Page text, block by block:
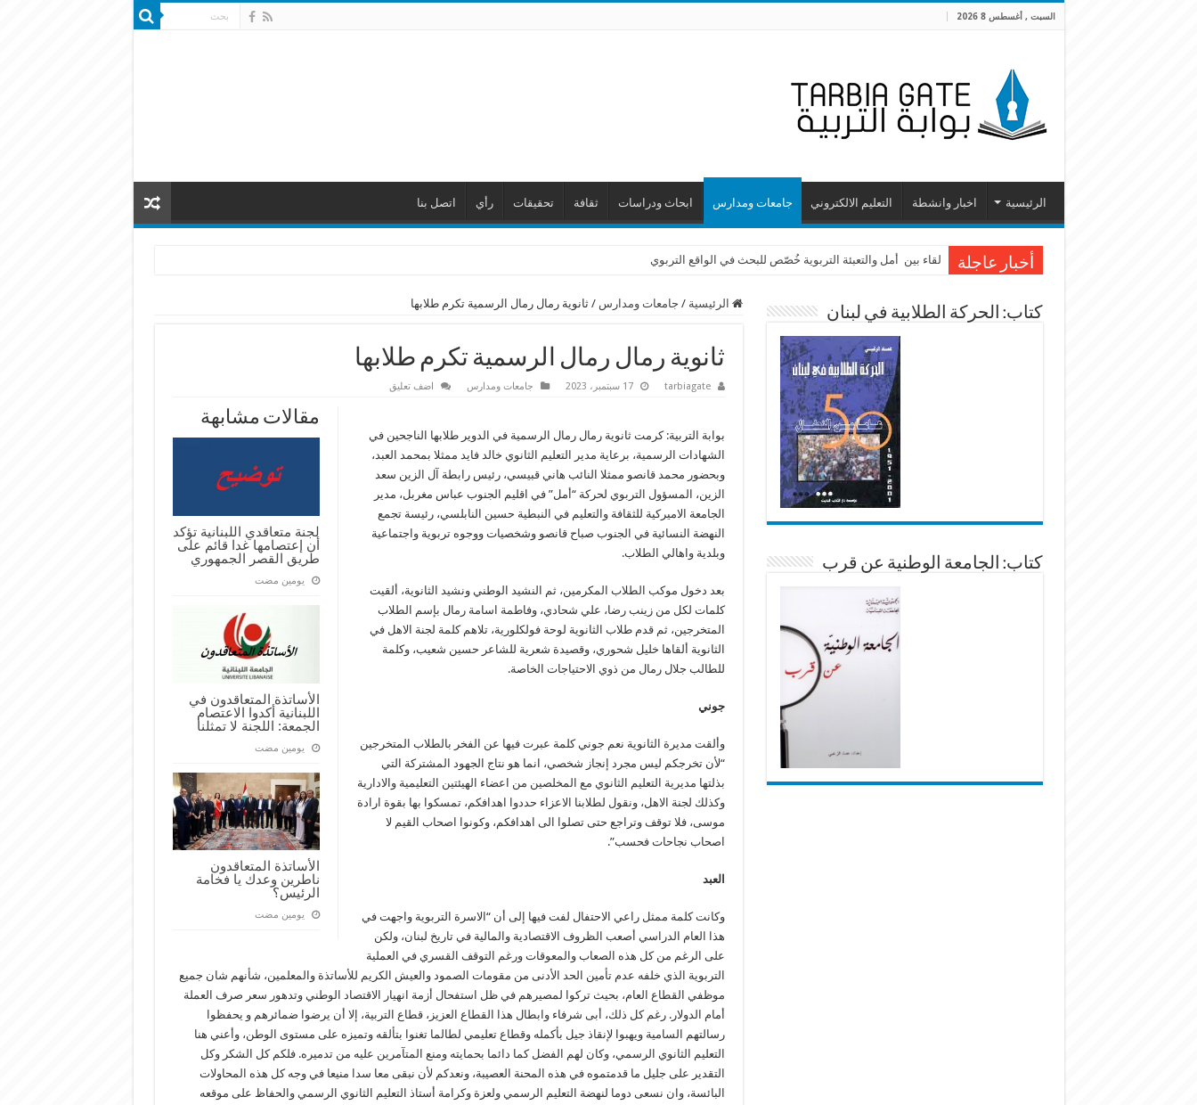
السبت , أغسطس 8 2026
الرئيسية اخبار وانشطة التعليم الالكتروني جامعات ومدارس ابحاث ودراسات ثقافة تحقيقات رأي اتصل بنا
أخبار عاجلة لقاء بين أمل والتعبئة التربوية خُصّص للبحث في الواقع التربوي
الرئيسية / جامعات ومدارس / ثانوية رمال رمال الرسمية تكرم طلابها
ثانوية رمال رمال الرسمية تكرم طلابها
tarbiagate 17 سبتمبر، 2023 جامعات ومدارس اضف تعليق
مقالات مشابهة
لجنة متعاقدي اللبنانية تؤكد
أن إعتصامها غدا قائم على
طريق القصر الجمهوري
‏يومين مضت
الأساتذة المتعاقدون في
اللبنانية أكدوا الاعتصام
الجمعة: اللجنة لا تمثلنا
‏يومين مضت
الأساتذة المتعاقدون
ناطرين وعدك يا فخامة
الرئيس؟
‏يومين مضت
بوابة التربية: كرمت ثانوية رمال رمال الرسمية في الدوير طلابها الناجحين في
الشهادات الرسمية، برعاية مدير التعليم الثانوي خالد فايد ممثلا بمحمد العبد،
وبحضور محمد قانصو ممثلا النائب هاني قبيسي، رئيس رابطة آل الزين سعد
الزين، المسؤول التربوي لحركة “أمل” في اقليم الجنوب عباس مغربل، مدير
الجامعة الاميركية للثقافة والتعليم في النبطية حسين النابلسي، رئيسة تجمع
النهضة النسائية في الجنوب صباح قانصو وشخصيات ووجوه تربوية واجتماعية
وبلدية واهالي الطلاب.
بعد دخول موكب الطلاب المكرمين، ثم النشيد الوطني ونشيد الثانوية، ألقيت
كلمات لكل من زينب رضا، علي شحادي، وفاطمة اسامة رمال بإسم الطلاب
المتخرجين، ثم قدم طلاب الثانوية لوحة فولكلورية، تلاهم كلمة لجنة الاهل في
الثانوية ألقاها خليل شحوري، وقصيدة شعرية للشاعر حسين شعيب، وكلمة
للطالب جلال رمال من ذوي الاحتياجات الخاصة.
جوني
وألقت مديرة الثانوية نعم جوني كلمة عبرت فيها عن الفخر بالطلاب المتخرجين
“لأن تخرجكم ليس مجرد إنجاز شخصي، انما هو نتاج الجهود المشتركة التي
بذلتها مديرية التعليم الثانوي مع المخلصين من اعضاء الهيئتين التعليمية والادارية
وكذلك لجنة الاهل، ونقول لطلابنا الاعزاء حددوا اهدافكم، تمسكوا بها بقوة ارادة
موسى، فلا توقف وتراجع حتى تصلوا الى اهدافكم، وكونوا اصحاب القيم لا
اصحاب نجاحات فحسب”.
العبد
وكانت كلمة ممثل راعي الاحتفال لفت فيها إلى أن “الاسرة التربوية واجهت في
هذا العام الدراسي أصعب الظروف الاقتصادية والمالية في تاريخ لبنان، ولكن
على الرغم من كل هذه الصعاب والمعوقات ورغم التوقف القسري في العملية
التربوية الذي خلفه عدم تأمين الحد الأدنى من مقومات الصمود والعيش الكريم للأساتذة والمعلمين، شأنهم شان جميع
موظفي القطاع العام، بحيث تركوا لمصيرهم في ظل استفحال أزمة انهيار الاقتصاد الوطني وتدهور سعر صرف العملة
أمام الدولار. رغم كل ذلك، أبى شرفاء وابطال هذا القطاع العزيز، قطاع التربية، إلا أن يرضوا ضمائرهم و يحفظوا
رسالتهم السامية ويهبوا لإنقاذ جيل بأكمله وقطاع تعليمي لطالما تغنوا بتألقه وتميزه على مستوى الوطن، وأعني هنا
التعليم الثانوي الرسمي، وكان لهم الفضل كما دائما بحمايته ومنع المتآمرين عليه من تدميره. فلكم كل الشكر وكل
التقدير على جليل ما قدمتموه في هذه المحنة العصيبة، ونعدكم لأن نبقى معا سدا منيعا في وجه كل هذه المحاولات
البائسة، وان نسعى دوما لنهضة التعليم الرسمي ولعزة وكرامة أستاذ التعليم الثانوي الرسمي والحفاظ على موقعه
كتاب: الحركة الطلابية في لبنان
كتاب: الجامعة الوطنية عن قرب